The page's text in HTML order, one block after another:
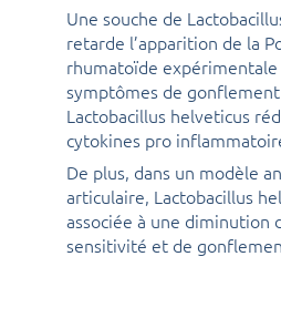
Une souche de
retarde l’apparition de la
rhumatoïde
symptômes de
Lactobacillus helveticus
cytokines pro
De plus, dans un modèle
articulaire, Lactobacillus
associée à une diminution
sensitivité et de